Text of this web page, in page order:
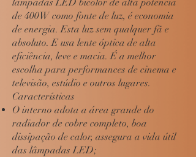
lâmpadas LED bicolor de alta potência
de 400W como fonte de luz, é economia
de energia. Esta luz sem qualquer fã e
absoluto. E usa lente óptica de alta
eficiência, leve e macia. É a melhor
escolha para performances de cinema e
televisão, estúdio e outros lugares.
Características
O interno adota a área grande do
radiador de cobre completo, boa
dissipação de calor, assegura a vida útil
das lâmpadas LED;